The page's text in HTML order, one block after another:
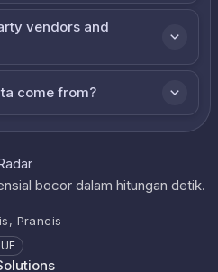
vendors and
come from?
bocor dalam hitungan detik.
Prancis